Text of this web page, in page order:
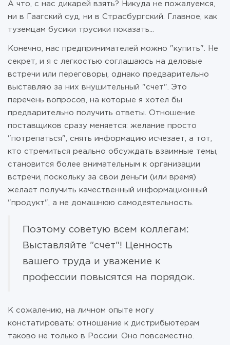
А что, с нас дикарей взять? Никуда не пожалуемся,
ни в Гаагский суд, ни в Страсбургский. Главное, как
туземцам бусики трусики показать...
Конечно, нас предпринимателей можно "купить". Не
секрет, и я с легкостью соглашаюсь на деловые
встречи или переговоры, однако предварительно
выставляю за них внушительный "счет". Это
перечень вопросов, на которые я хотел бы
предварительно получить ответы. Отношение
поставщиков сразу меняется: желание просто
"потрепаться", снять информацию исчезает, а тот,
кто стремиться реально обсуждать взаимные темы,
становится более внимательным к организации
встречи, поскольку за свои деньги (или время)
желает получить качественный информационный
"продукт", а не домашнюю самодеятельность.
Поэтому советую всем коллегам:
Выставляйте "счет"! Ценность
вашего труда и уважение к
профессии повысятся на порядок.
К сожалению, на личном опыте могу
констатировать: отношение к дистрибьютерам
таково не только в России. Оно повсеместно.